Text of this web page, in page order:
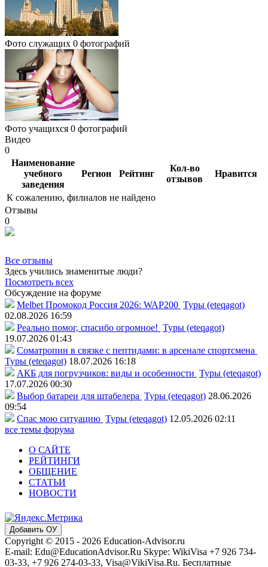
Фото служащих 0 фотографий
Фото учащихся 0 фотографий
Видео
0
Наименование
учебного
заведения
Регион Рейтинг
Кол-во
отзывов
Нравится
К сожалению, филиалов не найдено
Отзывы
0
Все отзывы
Здесь учились знаменитые люди?
Посмотреть всех
Обсуждение на форуме
Melbet Промокод Россия 2026: WAP200 Туры (eteqagot)
02.08.2026 16:59
Реально помог, спасибо огромное! Туры (eteqagot)
19.07.2026 01:43
Соматропин в связке с пептидами: в арсенале спортсмена
Туры (eteqagot) 18.07.2026 16:18
АКБ для погрузчиков: виды и особенности Туры (eteqagot)
17.07.2026 00:30
Выбор батареи для штабелера Туры (eteqagot) 28.06.2026
09:54
Спас мою ситуацию Туры (eteqagot) 12.05.2026 02:11
все темы форума
О САЙТЕ
РЕЙТИНГИ
ОБЩЕНИЕ
СТАТЬИ
НОВОСТИ
Добавить ОУ
Copyright © 2015 - 2026 Education-Advisor.ru
E-mail: Edu@EducationAdvisor.Ru Skype: WikiVisa +7 926 734-
03-33, +7 926 274-03-33, Visa@VikiVisa.Ru. Бесплатные